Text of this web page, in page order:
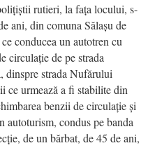
rutieri, la fața locului, s-
ani, din comuna Sălașu de
conducea un autotren cu
circulație de pe strada
strada Nufărului
ce urmează a fi stabilite din
benzii de circulație și
autoturism, condus pe banda
de un bărbat, de 45 de ani,